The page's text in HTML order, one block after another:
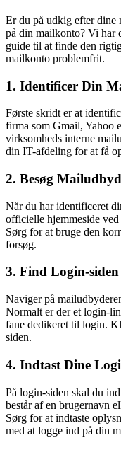
Er du på udkig efter dine
på din mailkonto? Vi har
guide til at finde den
mailkonto problemfrit.
1. Identificer Din
Første skridt er at
firma som Gmail, Yahoo
virksomheds interne
din IT-afdeling for at få
2. Besøg
Når du har identificeret
officielle hjemmeside
Sørg for at bruge den
forsøg.
3. Find Login-siden
Naviger på
Normalt er der et login-
fane dedikeret til login.
siden.
4. Indtast Dine
På login-siden skal du
består af en brugernavn
Sørg for at indtaste
med at logge ind på din